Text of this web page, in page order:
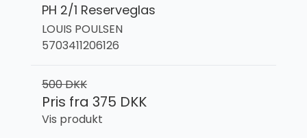
PH 2/1 Reserveglas
LOUIS POULSEN
5703411206126
500 DKK
Pris fra 375 DKK
Vis produkt